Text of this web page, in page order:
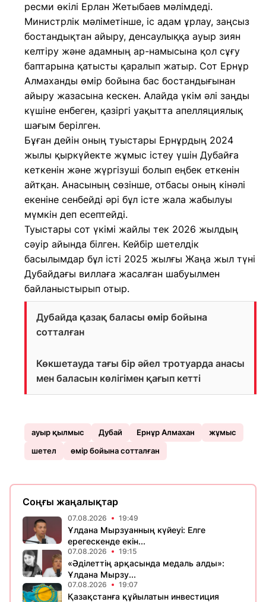
ресми өкілі Ерлан Жетыбаев мәлімдеді.
Министрлік мәліметінше, іс адам ұрлау, заңсыз
бостандықтан айыру, денсаулыққа ауыр зиян
келтіру және адамның ар-намысына қол сұғу
баптарына қатысты қаралып жатыр. Сот Ернұр
Алмаханды өмір бойына бас бостандығынан
айыру жазасына кескен. Алайда үкім әлі заңды
күшіне енбеген, қазіргі уақытта апелляциялық
шағым берілген.
Бұған дейін оның туыстары Ернұрдың 2024
жылы қыркүйекте жұмыс істеу үшін Дубайға
кеткенін және жүргізуші болып еңбек еткенін
айтқан. Анасының сөзінше, отбасы оның кінәлі
екеніне сенбейді әрі бұл істе жала жабылуы
мүмкін деп есептейді.
Туыстары сот үкімі жайлы тек 2026 жылдың
сәуір айында білген. Кейбір шетелдік
басылымдар бұл істі 2025 жылғы Жаңа жыл түні
Дубайдағы виллаға жасалған шабуылмен
байланыстырып отыр.
Дубайда қазақ баласы өмір бойына
сотталған
Көкшетауда тағы бір әйел тротуарда анасы
мен баласын көлігімен қағып кетті
ауыр қылмыс Дубай Ернұр Алмахан
жұмыс
шетел
өмір бойына сотталған
Соңғы жаңалықтар
07.08.2026 19:49
Ұлдана Мырзуанның күйеуі: Елге
ерегескенде екін...
07.08.2026 19:15
«Әділеттің арқасында медаль алды»:
Ұлдана Мырзу...
07.08.2026 19:07
Қазақстанға құйылатын инвестиция